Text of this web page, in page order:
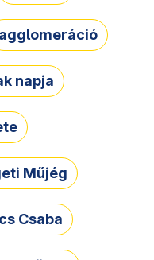
agglomeráció
napja
Műjég
Csaba